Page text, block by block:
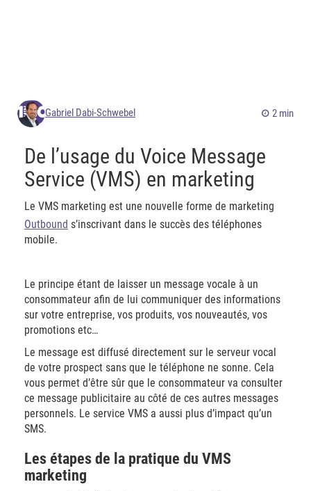
Gabriel Dabi-Schwebel 2 min
De l’usage du Voice Message
Service (VMS) en marketing
Le VMS marketing est une nouvelle forme de marketing
Outbound s’inscrivant dans le succès des téléphones
mobile.
Le principe étant de laisser un message vocale à un
consommateur afin de lui communiquer des informations
sur votre entreprise, vos produits, vos nouveautés, vos
promotions etc…
Le message est diffusé directement sur le serveur vocal
de votre prospect sans que le téléphone ne sonne. Cela
vous permet d’être sûr que le consommateur va consulter
ce message publicitaire au côté de ces autres messages
personnels. Le service VMS a aussi plus d’impact qu’un
SMS.
Les étapes de la pratique du VMS
marketing